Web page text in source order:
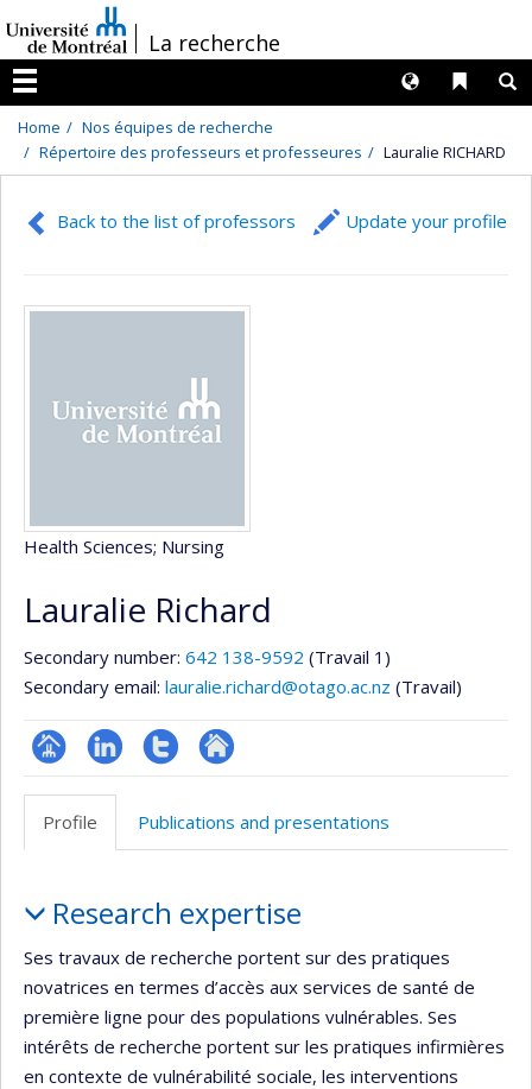
au
contenu
/La recherche
Menu
Liens
Langues
Home
Nos équipes de recherche
Répertoire des professeurs et professeures
Lauralie RICHARD
Back to the list of professors Update your profile
Health Sciences; Nursing
Lauralie Richard
Secondary number: 642 138-9592 (Travail 1)
Secondary email: lauralie.richard@otago.ac.nz (Travail)
Page LinkedInCompteAutre
Profile Publications and presentations
Research expertise
Ses travaux de recherche portent sur des pratiques
novatrices en termes d’accès aux services de santé de
première ligne pour des populations vulnérables. Ses
intérêts de recherche portent sur les pratiques infirmières
en contexte de vulnérabilité sociale, les interventions